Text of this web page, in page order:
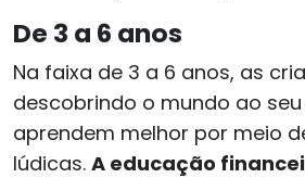
De 3 a 6 anos
Na faixa de 3 a 6 anos, as
descobrindo o mundo ao
aprendem melhor por meio
lúdicas. A educação